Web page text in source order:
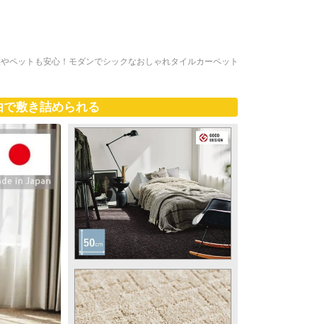
ペットも安心！モダンでシックなおしゃれタイルカーペット
敷き詰められる